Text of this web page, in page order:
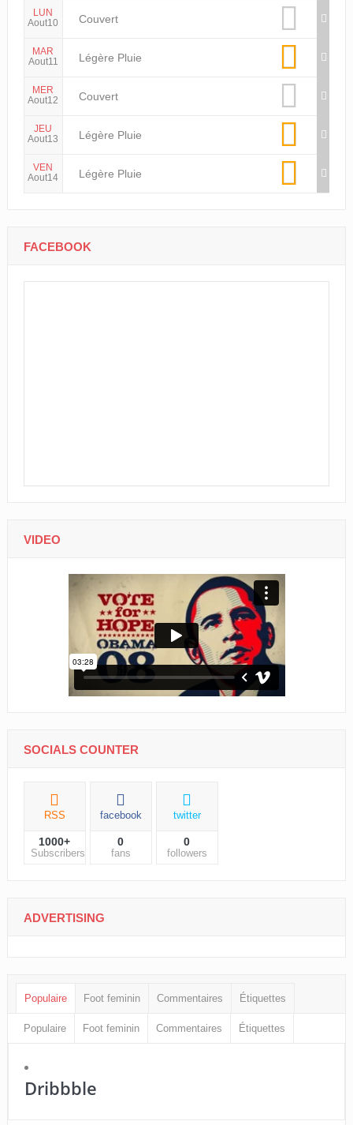
DIM
Aout09
Couvert
LUN
Aout10
Couvert
MAR
Aout11
Légère Pluie
MER
Aout12
Couvert
JEU
Aout13
Légère Pluie
FACEBOOK
RSS facebook twitter
Populaire Foot feminin Commentaires Étiquettes
Populaire